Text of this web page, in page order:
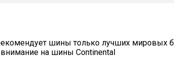
шины только лучших мировых
на шины Continental